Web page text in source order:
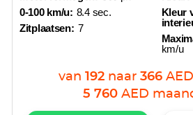
0-100 km/u: 8.4 sec.
Zitplaatsen: 7
Kleur
km/u
van 192 naar 366 AED
5 760 AED